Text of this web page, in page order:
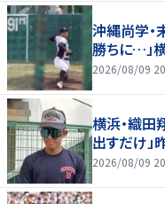
沖縄尚学・
勝ちに…」
2026/08/09
横浜・織田
出すだけ」
2026/08/09